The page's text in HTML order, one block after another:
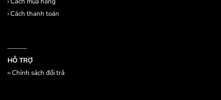
›Cách thanh toán
———
HỖ TRỢ
››Chính sách đổi trả